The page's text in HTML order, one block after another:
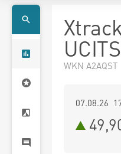
WKN
07.08.26